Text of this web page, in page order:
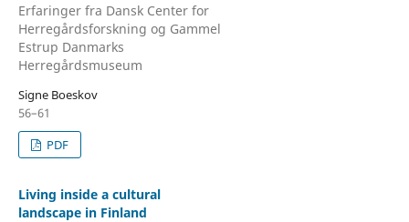
Erfaringer fra Dansk Center for
Herregårdsforskning og Gammel
Estrup Danmarks
Herregårdsmuseum
Signe Boeskov
56–61
PDF
Living inside a cultural
landscape in Finland